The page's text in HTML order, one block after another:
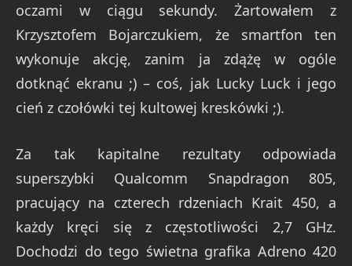
oczami w ciągu sekundy. Żartowałem z
Krzysztofem Bojarczukiem, że smartfon ten
wykonuje akcję, zanim ja zdążę w ogóle
dotknąć ekranu ;) – coś, jak Lucky Luck i jego
cień z czołówki tej kultowej kreskówki ;).
Za tak kapitalne rezultaty odpowiada
superszybki Qualcomm Snapdragon 805,
pracujący na czterech rdzeniach Krait 450, a
każdy kręci się z częstotliwości 2,7 GHz.
Dochodzi do tego świetna grafika Adreno 420